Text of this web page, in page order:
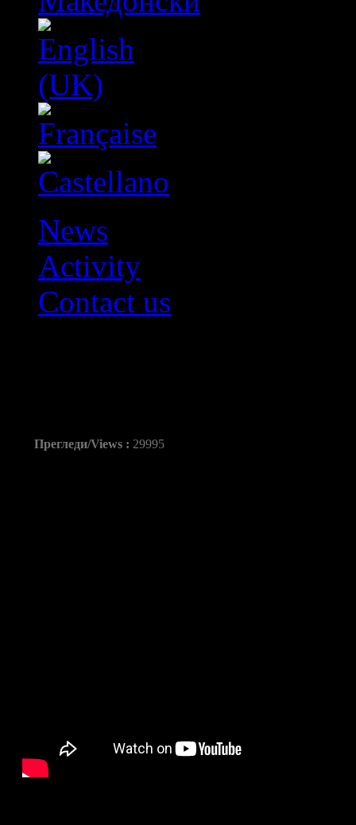
News
Activity
Contact us
Прегледи/Views : 29995